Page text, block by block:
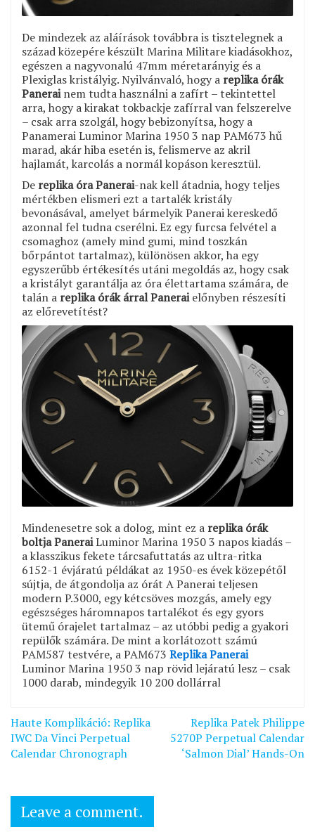
De mindezek az aláírások továbbra is tisztelegnek a
század közepére készült Marina Militare kiadásokhoz,
egészen a nagyvonalú 47mm méretarányig és a
Plexiglas kristályig. Nyilvánvaló, hogy a replika órák
Panerainem tudta használni a zafírt – tekintettel
arra, hogy a kirakat tokbackje zafírral van felszerelve
– csak arra szolgál, hogy bebizonyítsa, hogy a
Panamerai Luminor Marina 1950 3 nap PAM673 hű
marad, akár hiba esetén is, felismerve az akril
hajlamát, karcolás a normál kopáson keresztül.
De replika óra Panerai-nak kell átadnia, hogy teljes
mértékben elismeri ezt a tartalék kristály
bevonásával, amelyet bármelyik Panerai kereskedő
azonnal fel tudna cserélni. Ez egy furcsa felvétel a
csomaghoz (amely mind gumi, mind toszkán
bőrpántot tartalmaz), különösen akkor, ha egy
egyszerűbb értékesítés utáni megoldás az, hogy csak
a kristályt garantálja az óra élettartama számára, de
talán a replika órák árral Paneraielőnyben részesíti
az előrevetítést?
Mindenesetre sok a dolog, mint ez a replika órák
boltja PaneraiLuminor Marina 1950 3 napos kiadás –
a klasszikus fekete tárcsafuttatás az ultra-ritka
6152-1 évjáratú példákat az 1950-es évek közepétől
sújtja, de átgondolja az órát A Panerai teljesen
modern P.3000, egy kétcsöves mozgás, amely egy
egészséges háromnapos tartalékot és egy gyors
ütemű órajelet tartalmaz – az utóbbi pedig a gyakori
repülők számára. De mint a korlátozott számú
PAM587 testvére, a PAM673 Replika Panerai
Luminor Marina 1950 3 nap rövid lejáratú lesz – csak
1000 darab, mindegyik 10 200 dollárral
Bejegyzés
navigáció
Haute Komplikáció: Replika
IWC Da Vinci Perpetual
Calendar Chronograph
Replika Patek Philippe
5270P Perpetual Calendar
‘Salmon Dial’ Hands-On
Leave a comment.